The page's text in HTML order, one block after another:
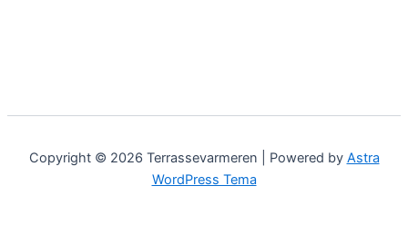
Copyright © 2026 Terrassevarmeren | Powered by Astra
WordPress Tema